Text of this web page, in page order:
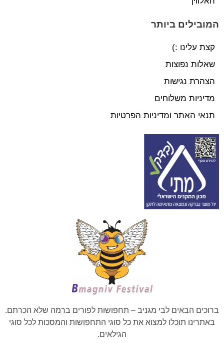
המובילים ביותר
קצת עלינו :)
שאלות נפוצות
הצהרת נגישות
מדיניות משלוחים
תנאי האתר ומדיניות הפרטיות
ברוכים הבאים לבי מגניב – תחפושות לפורים ברמה שלא הכרתם.
באתרינו תוכלו למצוא את כל סוגי התחפושות והמסכות לכל סוגי
הגילאים.